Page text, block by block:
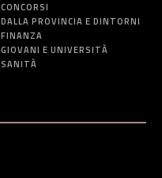
CONCORSI
DALLA PROVINCIA E DINTORNI
FINANZA
GIOVANI E UNIVERSITÀ
SANITÀ